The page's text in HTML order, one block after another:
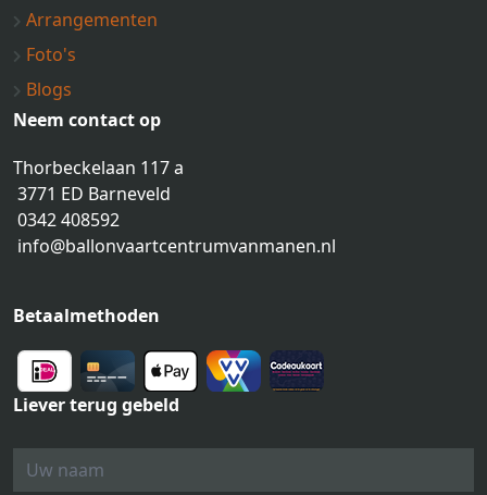
Arrangementen
Foto's
Blogs
Neem contact op
Thorbeckelaan 117 a
3771 ED Barneveld
0342 408592
info@ballonvaartcentrumvanmanen.nl
Betaalmethoden
Liever terug gebeld